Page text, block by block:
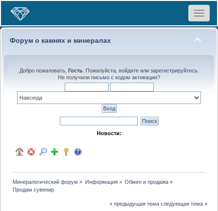
Toggle
Форум о камнях и минералах
Добро пожаловать, Гость. Пожалуйста, войдитеили зарегистрируйтесь.
Не получили письмо с кодом активации?
Новости:
Минералогический форум » Информация» Обмен и продажа»
Продам сувенир
« предыдущая тема следующая тема »